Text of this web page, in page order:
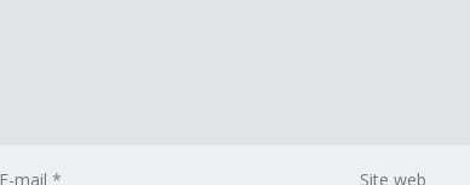
E-mail * Site web